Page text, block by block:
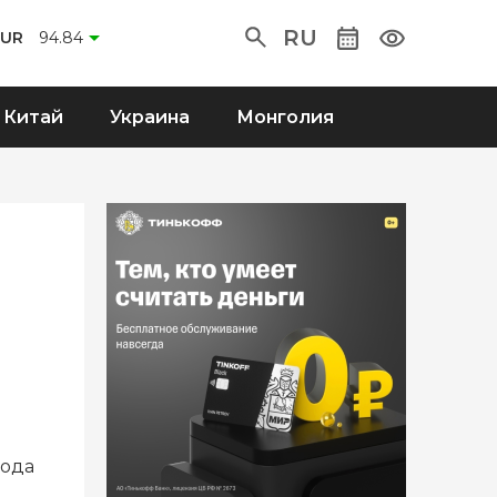
94.84 RU
Китай Украина Монголия